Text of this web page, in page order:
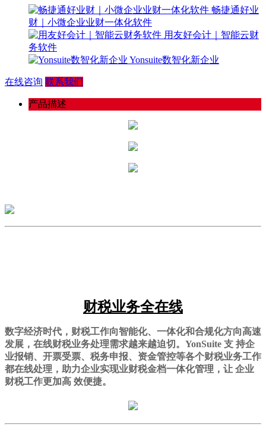
畅捷通好业
财｜小微企业业财一体化软件
用友好会计｜智能云财
务软件
Yonsuite数智化新企业
在线咨询 联系我们
产品描述
财税业务全在线
数字经济时代，财税工作向智能化、一体化和合规化方向高速
发展，在线财税业务处理需求越来越迫切。YonSuite 支 持企
业报销、开票受票、税务申报、资金管控等各个财税业务工作
都在线处理，助力企业实现业财税金档一体化管理，让 企业
财税工作更加高 效便捷。